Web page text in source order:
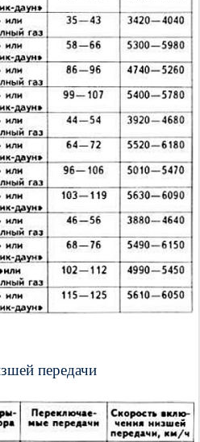
передачи